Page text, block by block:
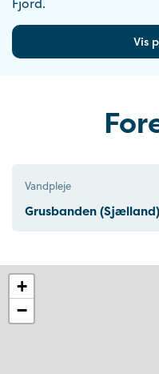
Vis
Vandpleje
Grusbanden (Sjælland)
+
−